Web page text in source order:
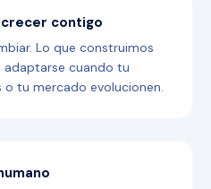
contigo
Lo que construimos
adaptarse cuando tu
tu mercado evolucionen.